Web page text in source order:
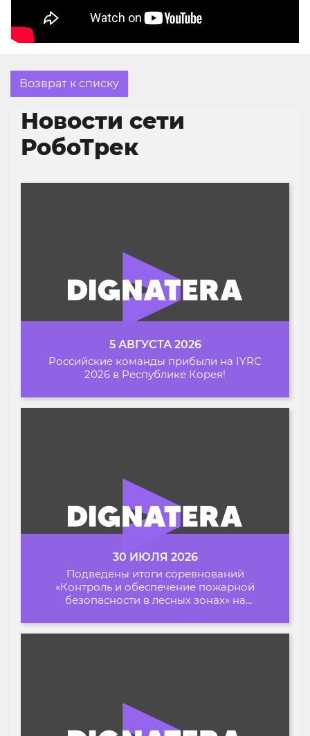
Возврат к списку
Новости сети
РобоТрек
5 АВГУСТА 2026
Российские команды прибыли на IYRC
2026 в Республике Корея!
30 ИЮЛЯ 2026
Подведены итоги соревнований
«Контроль и обеспечение пожарной
безопасности в лесных зонах» на